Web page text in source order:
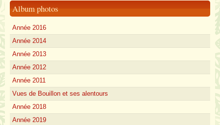
Album photos
Année 2016
Année 2014
Année 2013
Année 2012
Année 2011
Vues de Bouillon et ses alentours
Année 2018
Année 2019